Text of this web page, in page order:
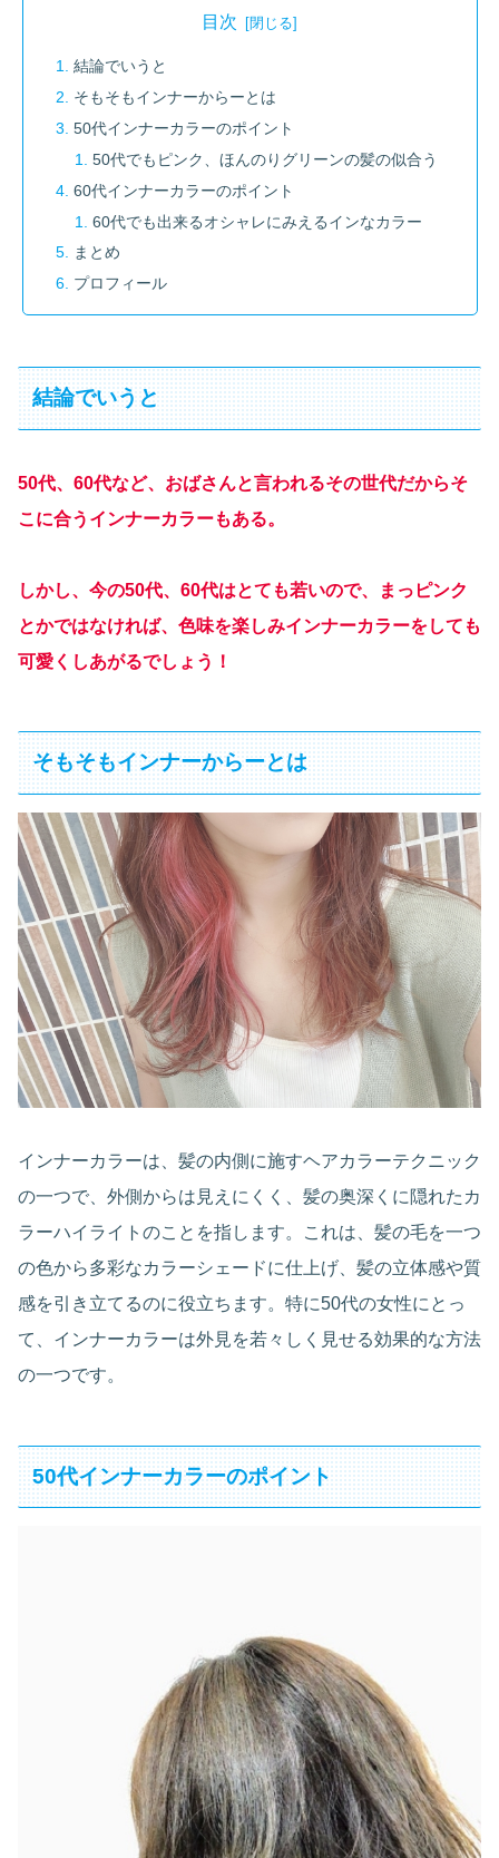
目次
結論でいうと
そもそもインナーからーとは
50代インナーカラーのポイント
50代でもピンク、ほんのりグリーンの髪の似合う
60代インナーカラーのポイント
60代でも出来るオシャレにみえるインなカラー
まとめ
プロフィール
結論でいうと
50代、60代など、おばさんと言われるその世代だからそ
こに合うインナーカラーもある。
しかし、今の50代、60代はとても若いので、まっピンク
とかではなければ、色味を楽しみインナーカラーをしても
可愛くしあがるでしょう！
そもそもインナーからーとは
インナーカラーは、髪の内側に施すヘアカラーテクニック
の一つで、外側からは見えにくく、髪の奥深くに隠れたカ
ラーハイライトのことを指します。これは、髪の毛を一つ
の色から多彩なカラーシェードに仕上げ、髪の立体感や質
感を引き立てるのに役立ちます。特に50代の女性にとっ
て、インナーカラーは外見を若々しく見せる効果的な方法
の一つです。
50代インナーカラーのポイント